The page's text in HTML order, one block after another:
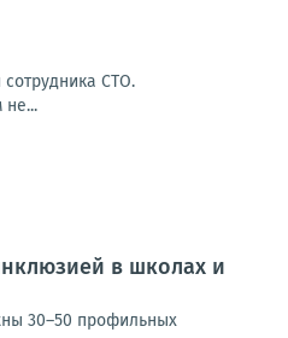
СТО.
не...
в школах и
30–50 профильных